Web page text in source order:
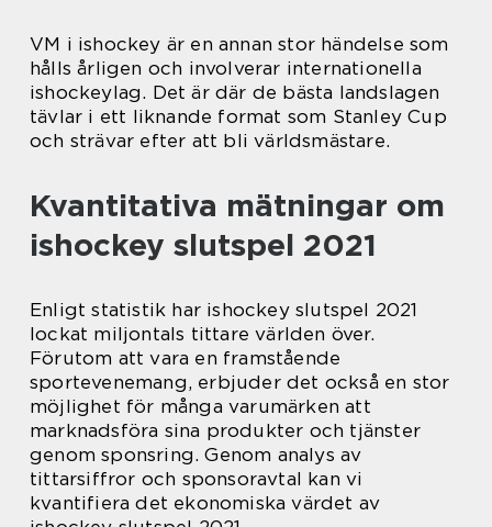
VM i ishockey är en annan stor händelse som
hålls årligen och involverar internationella
ishockeylag. Det är där de bästa landslagen
tävlar i ett liknande format som Stanley Cup
och strävar efter att bli världsmästare.
Kvantitativa mätningar om
ishockey slutspel 2021
Enligt statistik har ishockey slutspel 2021
lockat miljontals tittare världen över.
Förutom att vara en framstående
sportevenemang, erbjuder det också en stor
möjlighet för många varumärken att
marknadsföra sina produkter och tjänster
genom sponsring. Genom analys av
tittarsiffror och sponsoravtal kan vi
kvantifiera det ekonomiska värdet av